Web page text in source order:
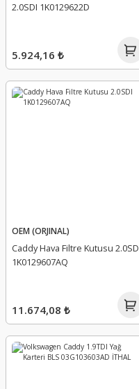
2.0SDI 1K0129622D
5.924,16 ₺
OEM (ORJINAL)
Caddy Hava Filtre Kutusu
1K0129607AQ
11.674,08 ₺